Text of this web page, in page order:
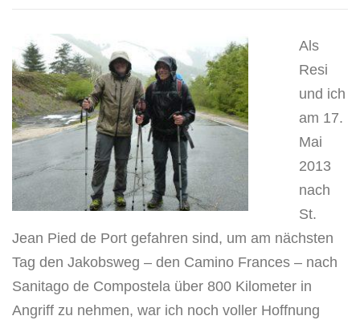
GALERIE LAUFEVENTS
Als
Resi
und ich
am 17.
Mai
2013
nach
St.
Jean Pied de Port gefahren sind, um am nächsten
Tag den Jakobsweg – den Camino Frances – nach
Sanitago de Compostela über 800 Kilometer in
Angriff zu nehmen, war ich noch voller Hoffnung